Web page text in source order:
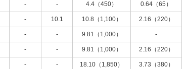
- - 4.4（450） 0.64（65）
- 10.1 10.8（1,100） 2.16（220）
- - 9.81（1,000） -
- - 9.81（1,000） 2.16（220）
- - 18.10（1,850） 3.73（380）